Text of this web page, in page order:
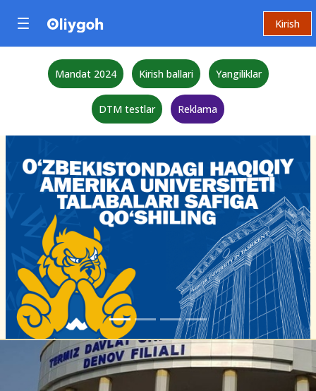
Kirish
Mandat 2024 Kirish ballari Yangiliklar
DTM testlar Reklama